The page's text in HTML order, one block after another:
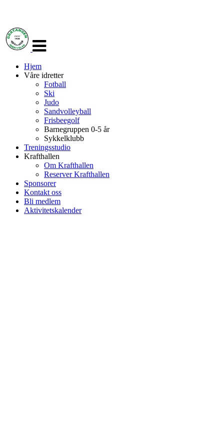
navigasjon
Hjem
Våre idretter
Fotball
Ski
Judo
Sandvolleyball
Frisbeegolf
Barnegruppen 0-5 år
Sykkelklubb
Treningsstudio
Krafthallen
Om Krafthallen
Reserver Krafthallen
Sponsorer
Kontakt oss
Bli medlem
Aktivitetskalender